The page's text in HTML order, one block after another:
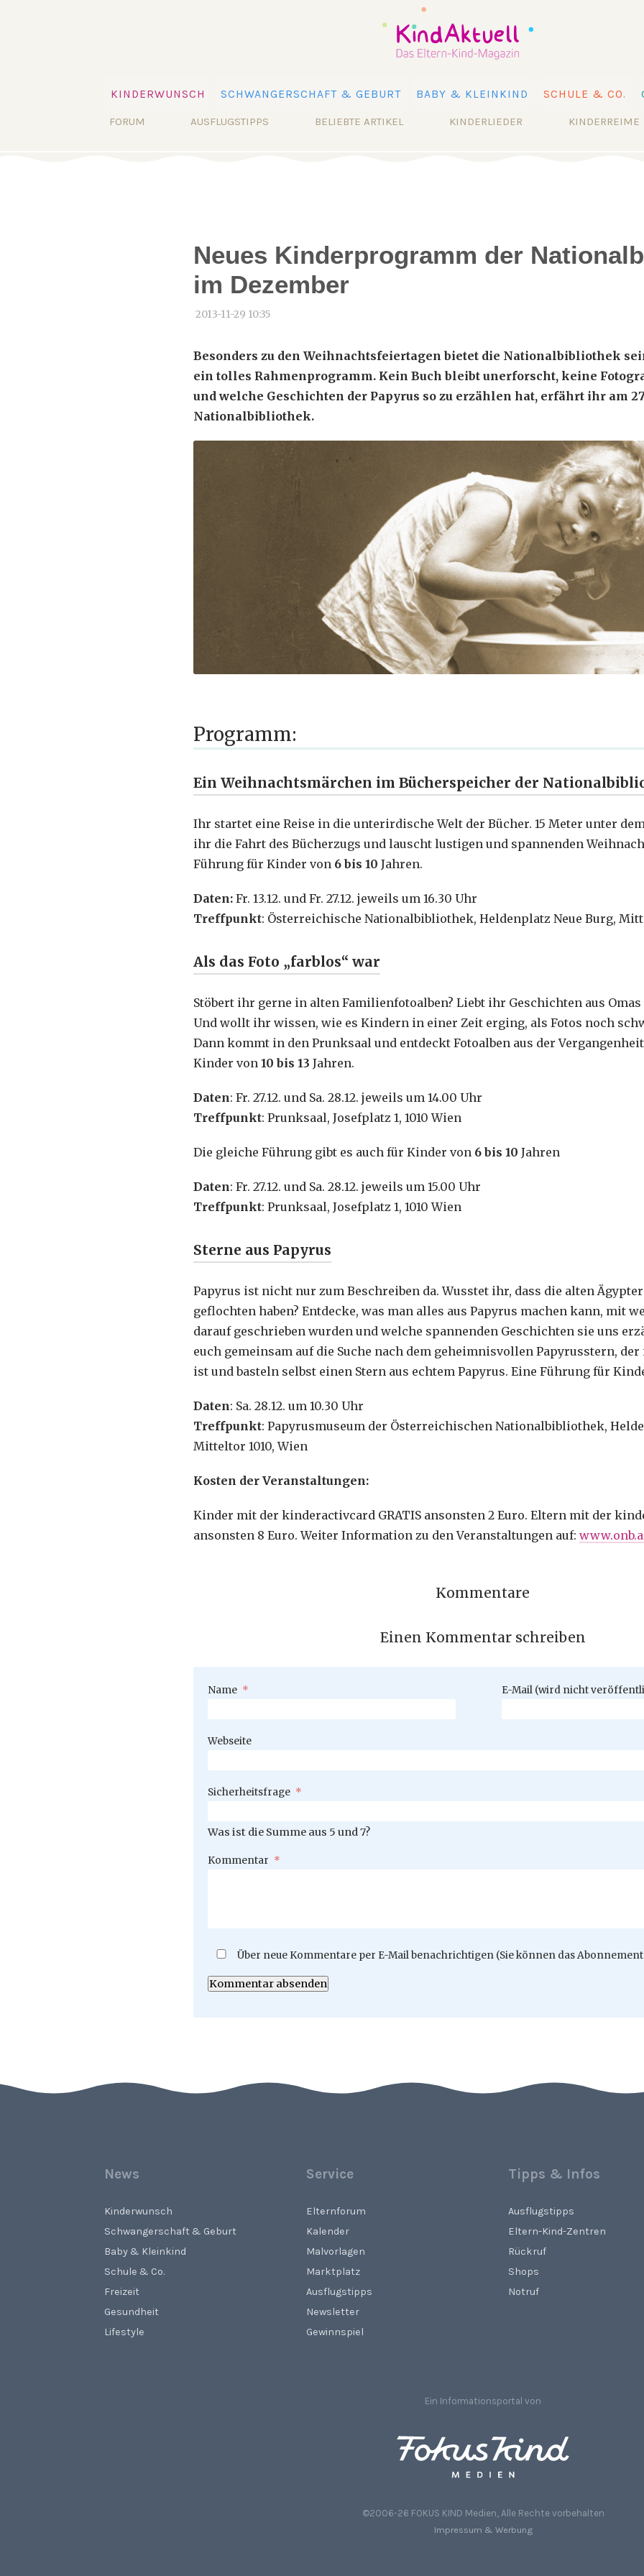
überspringen
KINDERWUNSCH SCHWANGERSCHAFT & GEBURT BABY & KLEINKIND SCHULE & CO.
Navigation
FORUM AUSFLUGSTIPPS BELIEBTE ARTIKEL KINDERLIEDER KINDERREIME
Neues Kinderprogramm der
im Dezember
2013-11-29 10:35
Besonders zu den Weihnachtsfeiertagen bietet die Nationalbibliothek
ein tolles Rahmenprogramm. Kein Buch bleibt unerforscht, keine
und welche Geschichten der Papyrus so zu erzählen hat, erfährt ihr am
Nationalbibliothek.
Programm:
Ein Weihnachtsmärchen im Bücherspeicher der
Ihr startet eine Reise in die unterirdische Welt der Bücher. 15 Meter unter
ihr die Fahrt des Bücherzugs und lauscht lustigen und spannenden
Führung für Kinder von 6 bis 10 Jahren.
Daten:Fr. 13.12. und Fr. 27.12. jeweils um 16.30 Uhr
Treffpunkt: Österreichische Nationalbibliothek, Heldenplatz Neue Burg,
Als das Foto „farblos“ war
Stöbert ihr gerne in alten Familienfotoalben? Liebt ihr Geschichten aus
Und wollt ihr wissen, wie es Kindern in einer Zeit erging, als Fotos noch
Dann kommt in den Prunksaal und entdeckt Fotoalben aus der
Kinder von 10 bis 13 Jahren.
Daten: Fr. 27.12. und Sa. 28.12. jeweils um 14.00 Uhr
Treffpunkt: Prunksaal, Josefplatz 1, 1010 Wien
Die gleiche Führung gibt es auch für Kinder von 6 bis 10 Jahren
Daten: Fr. 27.12. und Sa. 28.12. jeweils um 15.00 Uhr
Treffpunkt: Prunksaal, Josefplatz 1, 1010 Wien
Sterne aus Papyrus
Papyrus ist nicht nur zum Beschreiben da. Wusstet ihr, dass die alten
geflochten haben? Entdecke, was man alles aus Papyrus machen kann, mit
darauf geschrieben wurden und welche spannenden Geschichten sie uns
euch gemeinsam auf die Suche nach dem geheimnisvollen Papyrusstern,
ist und basteln selbst einen Stern aus echtem Papyrus. Eine Führung für
Daten: Sa. 28.12. um 10.30 Uhr
Treffpunkt: Papyrusmuseum der Österreichischen Nationalbibliothek,
Mitteltor 1010, Wien
Kosten der Veranstaltungen:
Kinder mit der kinderactivcard GRATIS ansonsten 2 Euro. Eltern mit der
ansonsten 8 Euro. Weiter Information zu den Veranstaltungen auf:
Kommentare
Einen Kommentar schreiben
Pflichtfeld
Name * Pflichtfeld
E-Mail (wird nicht
Webseite
Pflichtfeld
Sicherheitsfrage *
Was ist die Summe aus 5 und 7?
Pflichtfeld
Kommentar *
Über neue Kommentare per E-Mail benachrichtigen (Sie können das
Kommentar absenden
News
Kinderwunsch
Schwangerschaft & Geburt
Baby & Kleinkind
Schule & Co.
Freizeit
Gesundheit
Lifestyle
Service
Elternforum
Kalender
Malvorlagen
Marktplatz
Ausflugstipps
Newsletter
Gewinnspiel
Tipps & Infos
Ausflugstipps
Eltern-Kind-Zentren
Rückruf
Shops
Notruf
Ein Informationsportal von
©2006-26 FOKUS KIND Medien, Alle Rechte vorbehalten
Impressum & Werbung